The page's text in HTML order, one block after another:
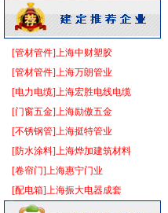
[管材管件]上海中财塑胶
[管材管件]上海万朗管业
[电力电缆]上海宏胜电线电缆
[门窗五金]上海励傲五金
[不锈钢管]上海挺特管业
[防水涂料]上海烨加建筑材料
[卷帘门]上海惠宁门业
[配电箱]上海振大电器成套
防雷接地
油漆涂料 [采购中]
电线电缆 [采购中]
防雷接地 [采购中]
陶瓷制品 [采购中]
及各种防火器材 [采购中]
油漆涂料 [采购中]
玻璃幕墙 [采购中]
外墙装饰
[采购中]
卫浴洁具 [采购中]
消防火警 [采购中]